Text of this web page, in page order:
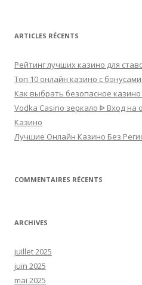
ARTICLES RÉCENTS
Рейтинг лучших казино для
Топ 10 онлайн казино с
Как выбрать безопасное
Vodka Casino зеркало ᐈ Вход на
Казино
Лучшие Онлайн Казино Без
COMMENTAIRES RÉCENTS
ARCHIVES
juillet 2025
juin 2025
mai 2025